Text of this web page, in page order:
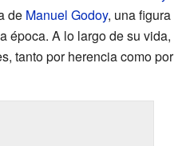
de Manuel Godoy, una figura
época. A lo largo de su vida,
tanto por herencia como por